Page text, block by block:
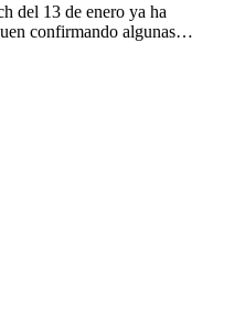
del 13 de enero ya ha
confirmando algunas…